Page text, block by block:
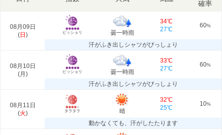
確率
08月09日
(日 ) ビッショリ 曇一時雨
34℃
27℃
60%
汗がふき出しシャツがびっしょり
08月10日
(月 ) ビッショリ 曇一時雨
33℃
27℃
60%
汗がふき出しシャツがびっしょり
08月11日
(火) タラタラ 晴
32℃
25℃
10%
動かなくても、汗がしたたります